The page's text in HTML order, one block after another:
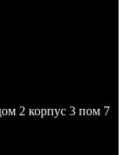
2 корпус 3 пом 7